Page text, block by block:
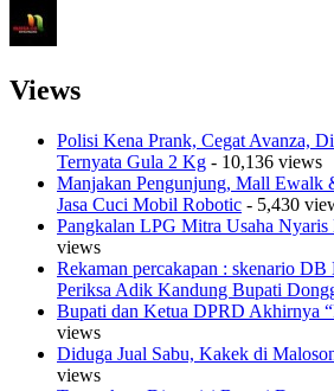
Views
Polisi Kena Prank, Cegat Avanza,
Ternyata Gula 2 Kg - 10,136 views
Manjakan Pengunjung, Mall Ewalk
Jasa Cuci Mobil Robotic - 5,430
Pangkalan LPG Mitra Usaha Nyaris
views
Rekaman percakapan : skenario
Periksa Adik Kandung Bupati
Bupati dan Ketua DPRD Akhirnya
views
Diduga Jual Sabu, Kakek di
views